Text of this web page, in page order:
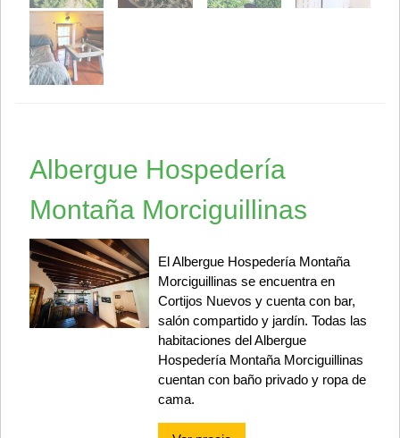
Albergue Hospedería
Montaña Morciguillinas
El Albergue Hospedería Montaña
Morciguillinas se encuentra en
Cortijos Nuevos y cuenta con bar,
salón compartido y jardín. Todas las
habitaciones del Albergue
Hospedería Montaña Morciguillinas
cuentan con baño privado y ropa de
cama.